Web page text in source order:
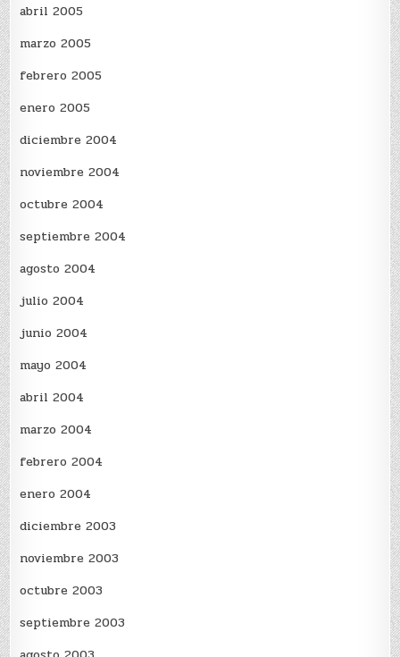
abril 2005
marzo 2005
febrero 2005
enero 2005
diciembre 2004
noviembre 2004
octubre 2004
septiembre 2004
agosto 2004
julio 2004
junio 2004
mayo 2004
abril 2004
marzo 2004
febrero 2004
enero 2004
diciembre 2003
noviembre 2003
octubre 2003
septiembre 2003